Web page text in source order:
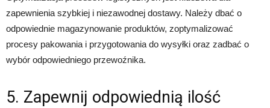
zapewnienia szybkiej i niezawodnej dostawy. Należy dbać o
odpowiednie magazynowanie produktów, zoptymalizować
procesy pakowania i przygotowania do wysyłki oraz zadbać o
wybór odpowiedniego przewoźnika.
5. Zapewnij odpowiednią ilość